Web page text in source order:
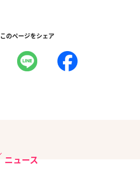
このページをシェア
ニュース